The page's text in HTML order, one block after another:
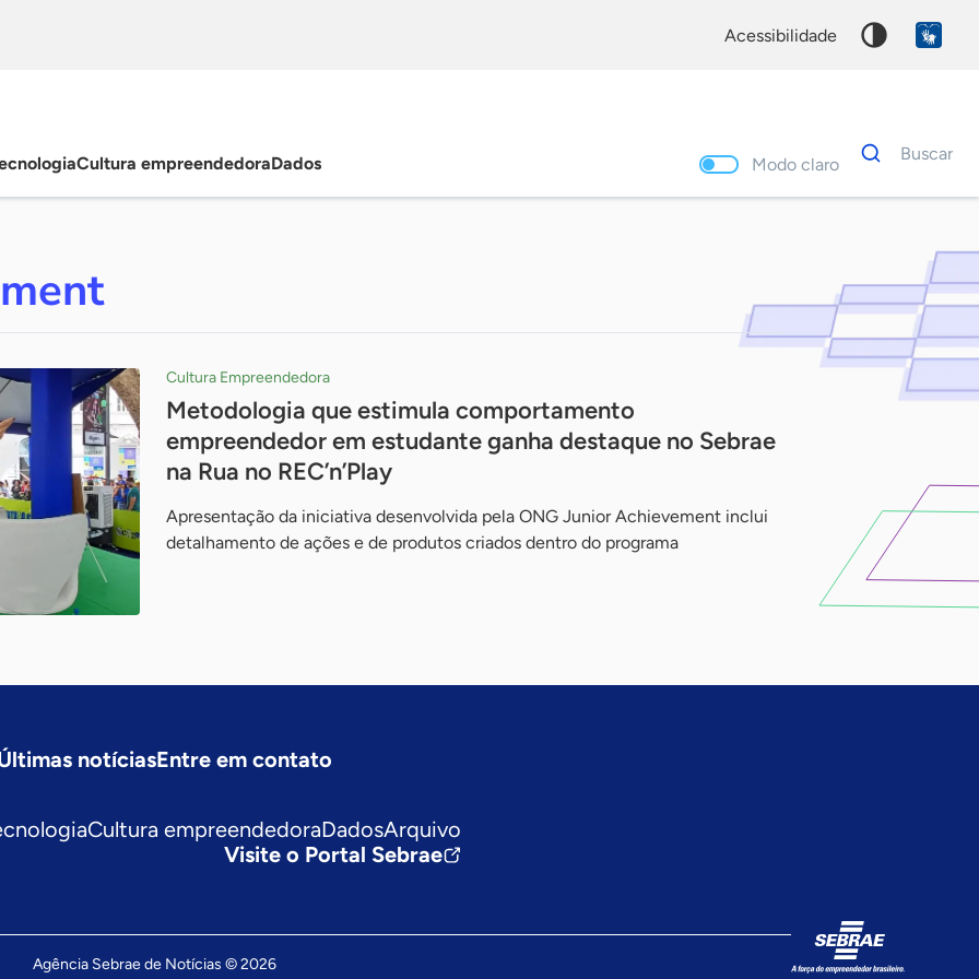
acessibilidade
Cultura empreendedoraDados Modo claro
Dados
para
Buscar
Cultura Empreendedora
Metodologia que estimula comportamento
empreendedor em estudante ganha destaque no Sebrae
na Rua no REC’n’Play
Apresentação da iniciativa desenvolvida pela ONG Junior Achievement inclui
detalhamento de ações e de produtos criados dentro do programa
notíciasEntre em contato
Cultura empreendedoraDadosArquivo
Visite o Portal Sebrae
Agência Sebrae de Notícias © 2026